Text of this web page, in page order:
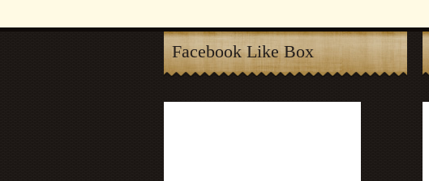
Facebook Like Box